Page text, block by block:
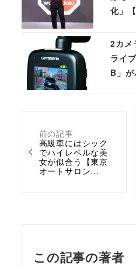
前の記事
高級車にはシック
でハイレベルな美
女が似合う【東京
オートサロン…
化」
2カメ
ライ
B」
この記事の著者